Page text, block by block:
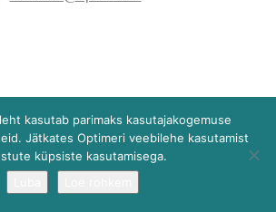
kasutab parimaks kasutajakogemuse
Jätkates Optimeri veebilehe kasutamist
küpsiste kasutamisega.